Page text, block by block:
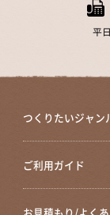
平
つくりたいジャン
ご利用ガイド